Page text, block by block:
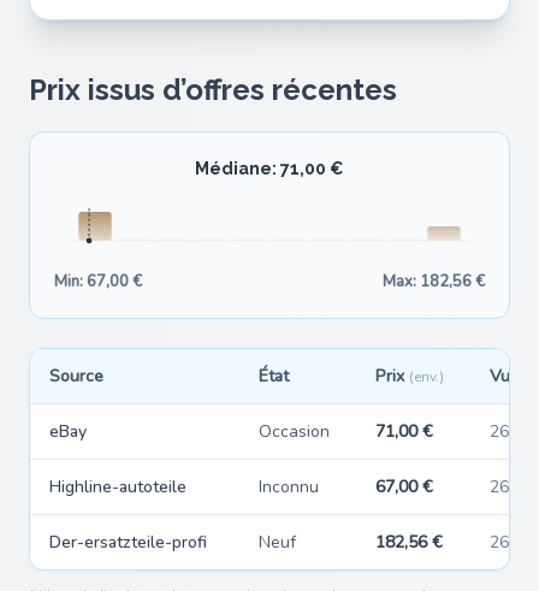
Prix issus d’offres récentes
Médiane: 71,00 €
Min: 67,00 € Max: 182,56 €
Source État Prix (env.) Vu
eBay Occasion 71,00 € 26/
Highline-autoteile Inconnu 67,00 € 26/
Der-ersatzteile-profi Neuf 182,56 € 26/